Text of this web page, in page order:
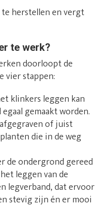
herstellen en vergt
te werk?
doorloopt de
vier stappen:
klinkers leggen kan
gemaakt worden.
of juist
die in de weg
de ondergrond gereed
leggen van de
legverband, dat ervoor
stevig zijn én er mooi